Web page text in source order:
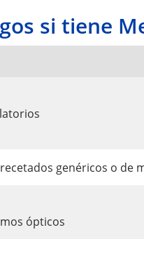
si tiene
genéricos o de
ópticos